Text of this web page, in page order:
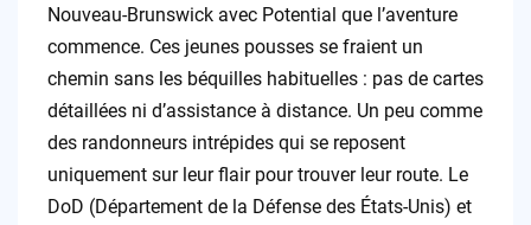
Nouveau-Brunswick avec Potential que l’aventure
commence. Ces jeunes pousses se fraient un
chemin sans les béquilles habituelles : pas de cartes
détaillées ni d’assistance à distance. Un peu comme
des randonneurs intrépides qui se reposent
uniquement sur leur flair pour trouver leur route. Le
DoD (Département de la Défense des États-Unis) et